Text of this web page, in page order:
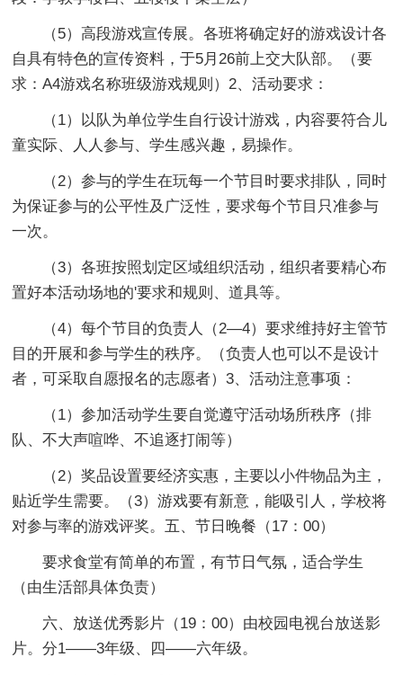
（5）高段游戏宣传展。各班将确定好的游戏设计各
自具有特色的宣传资料，于5月26前上交大队部。（要
求：A4游戏名称班级游戏规则）2、活动要求：
（1）以队为单位学生自行设计游戏，内容要符合儿
童实际、人人参与、学生感兴趣，易操作。
（2）参与的学生在玩每一个节目时要求排队，同时
为保证参与的公平性及广泛性，要求每个节目只准参与
一次。
（3）各班按照划定区域组织活动，组织者要精心布
置好本活动场地的'要求和规则、道具等。
（4）每个节目的负责人（2—4）要求维持好主管节
目的开展和参与学生的秩序。（负责人也可以不是设计
者，可采取自愿报名的志愿者）3、活动注意事项：
（1）参加活动学生要自觉遵守活动场所秩序（排
队、不大声喧哗、不追逐打闹等）
（2）奖品设置要经济实惠，主要以小件物品为主，
贴近学生需要。（3）游戏要有新意，能吸引人，学校将
对参与率的游戏评奖。五、节日晚餐（17：00）
要求食堂有简单的布置，有节日气氛，适合学生
（由生活部具体负责）
六、放送优秀影片（19：00）由校园电视台放送影
片。分1——3年级、四——六年级。